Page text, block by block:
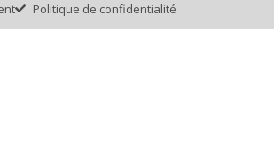
Politique de confidentialité